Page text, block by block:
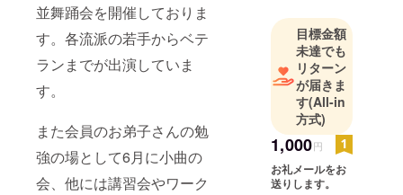
並舞踊会を開催しておりま
す。各流派の若手からベテ
ランまでが出演していま
す。
また会員のお弟子さんの勉
強の場として6月に小曲の
会、他には講習会やワーク
目標金額
未達でも
リターン
が届きま
す(All-in
方式)
1,000円
お礼メールをお
送りします。